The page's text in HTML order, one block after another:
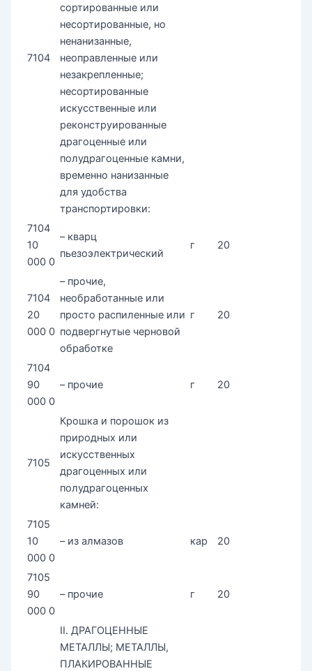
7104
сортированные или
несортированные, но
ненанизанные,
неоправленные или
незакрепленные;
несортированные
искусственные или
реконструированные
драгоценные или
полудрагоценные камни,
временно нанизанные
для удобства
транспортировки:
7104
10
000 0
– кварц
пьезоэлектрический
г 20
7104
20
000 0
– прочие,
необработанные или
просто распиленные или
подвергнутые черновой
обработке
г 20
7104
90
000 0
– прочие г 20
7105
Крошка и порошок из
природных или
искусственных
драгоценных или
полудрагоценных
камней:
7105
10
000 0
– из алмазов кар 20
7105
90
000 0
– прочие г 20
II. ДРАГОЦЕHHЫЕ
МЕТАЛЛЫ; МЕТАЛЛЫ,
ПЛАКИРОВАHHЫЕ